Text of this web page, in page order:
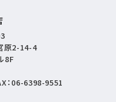
原2-14-4
8F
06-6398-9551